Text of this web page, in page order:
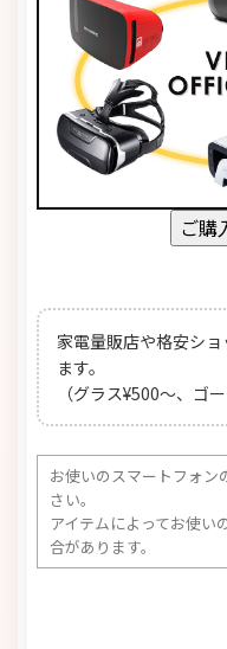
家電量販店や格安シ
ます。
（グラス¥500～、ゴ
お使いのスマートフォン
さい。
アイテムによってお使い
合があります。